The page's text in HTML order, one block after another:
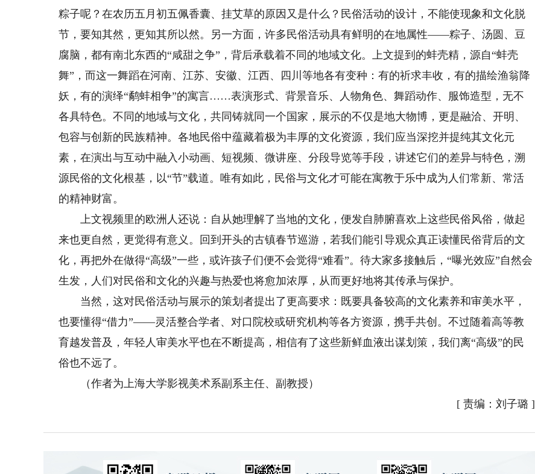
粽子呢？在农历五月初五佩香囊、挂艾草的原因又是什么？民俗活动的设计，不能使现象和文化脱
节，要知其然，更知其所以然。另一方面，许多民俗活动具有鲜明的在地属性——粽子、汤圆、豆
腐脑，都有南北东西的“咸甜之争”，背后承载着不同的地域文化。上文提到的蚌壳精，源自“蚌壳
舞”，而这一舞蹈在河南、江苏、安徽、江西、四川等地各有变种：有的祈求丰收，有的描绘渔翁降
妖，有的演绎“鹬蚌相争”的寓言……表演形式、背景音乐、人物角色、舞蹈动作、服饰造型，无不
各具特色。不同的地域与文化，共同铸就同一个国家，展示的不仅是地大物博，更是融洽、开明、
包容与创新的民族精神。各地民俗中蕴藏着极为丰厚的文化资源，我们应当深挖并提纯其文化元
素，在演出与互动中融入小动画、短视频、微讲座、分段导览等手段，讲述它们的差异与特色，溯
源民俗的文化根基，以“节”载道。唯有如此，民俗与文化才可能在寓教于乐中成为人们常新、常活
的精神财富。
上文视频里的欧洲人还说：自从她理解了当地的文化，便发自肺腑喜欢上这些民俗风俗，做起
来也更自然，更觉得有意义。回到开头的古镇春节巡游，若我们能引导观众真正读懂民俗背后的文
化，再把外在做得“高级”一些，或许孩子们便不会觉得“难看”。待大家多接触后，“曝光效应”自然会
生发，人们对民俗和文化的兴趣与热爱也将愈加浓厚，从而更好地将其传承与保护。
当然，这对民俗活动与展示的策划者提出了更高要求：既要具备较高的文化素养和审美水平，
也要懂得“借力”——灵活整合学者、对口院校或研究机构等各方资源，携手共创。不过随着高等教
育越发普及，年轻人审美水平也在不断提高，相信有了这些新鲜血液出谋划策，我们离“高级”的民
俗也不远了。
（作者为上海大学影视美术系副系主任、副教授）
[ 责编：刘子璐 ]